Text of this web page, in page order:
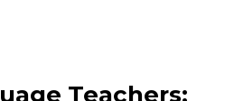
Teachers: